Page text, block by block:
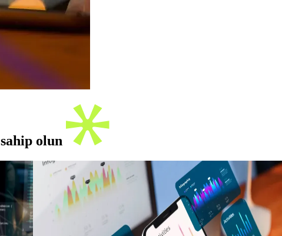
sahip olun